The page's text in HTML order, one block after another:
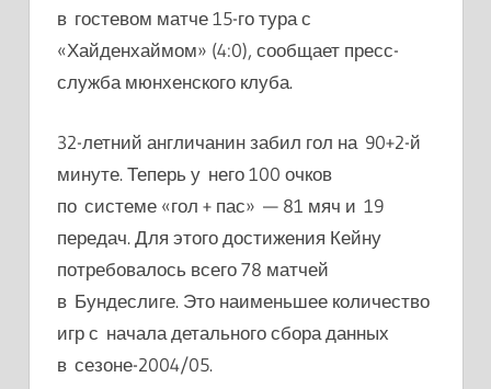
в гостевом матче 15-го тура с
«Хайденхаймом» (4:0), сообщает пресс-
служба мюнхенского клуба.
32-летний англичанин забил гол на 90+2-й
минуте. Теперь у него 100 очков
по системе «гол + пас» — 81 мяч и 19
передач. Для этого достижения Кейну
потребовалось всего 78 матчей
в Бундеслиге. Это наименьшее количество
игр с начала детального сбора данных
в сезоне-2004/05.